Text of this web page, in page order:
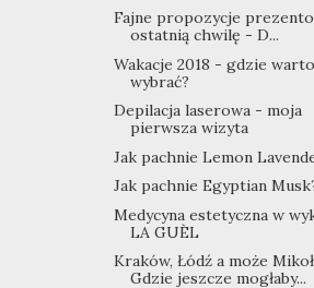
Fajne propozycje
ostatnią chwilę - D...
Wakacje 2018 - gdzie
wybrać?
Depilacja laserowa - moja
pierwsza wizyta
Jak pachnie Lemon
Jak pachnie Egyptian
Medycyna estetyczna w
LA GUÈL
Kraków, Łódź a może
Gdzie jeszcze mogłaby...